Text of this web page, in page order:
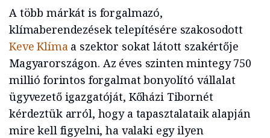
A több márkát is forgalmazó,
klímaberendezések telepítésére szakosodott
Keve Klímaa szektor sokat látott szakértője
Magyarországon. Az éves szinten mintegy 750
millió forintos forgalmat bonyolító vállalat
ügyvezető igazgatóját, Kőházi Tibornét
kérdeztük arról, hogy a tapasztalataik alapján
mire kell figyelni, ha valaki egy ilyen